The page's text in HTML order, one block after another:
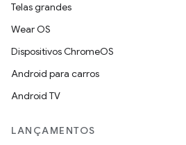
Telas grandes
Wear OS
Dispositivos ChromeOS
Android para carros
Android TV
LANÇAMENTOS